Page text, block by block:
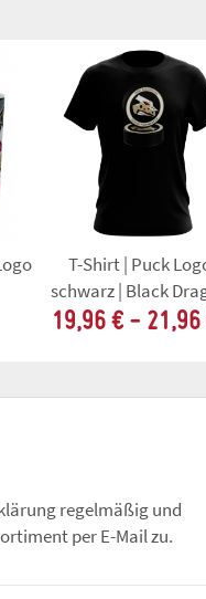
T-Shirt | Puck
schwarz | Black
19,96 € - 21,96
regelmäßig und
per E-Mail zu.